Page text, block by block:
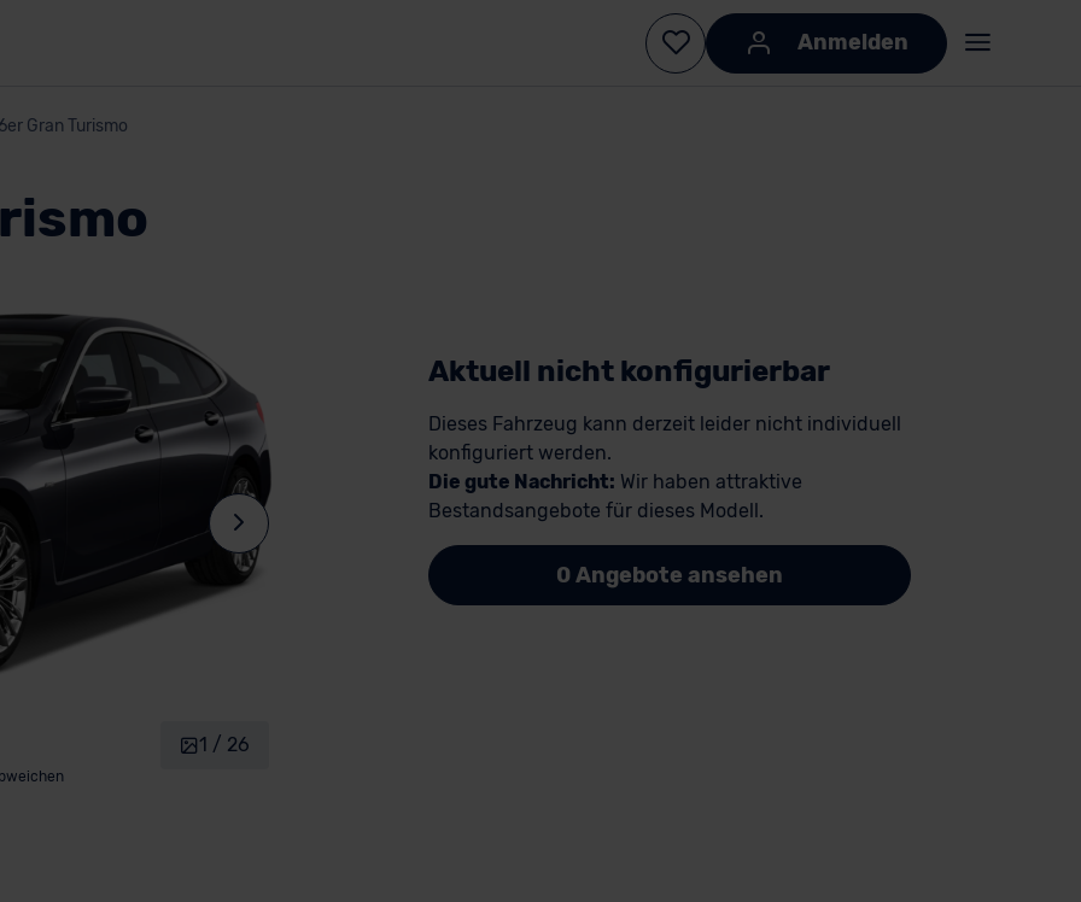
Anmelden
Gran Turismo
1 / 26
Aktuell nicht konfigurierbar
Dieses Fahrzeug kann derzeit leider nicht individuell
konfiguriert werden.
Die gute Nachricht: Wir haben attraktive
Bestandsangebote für dieses Modell.
0 Angebote ansehen